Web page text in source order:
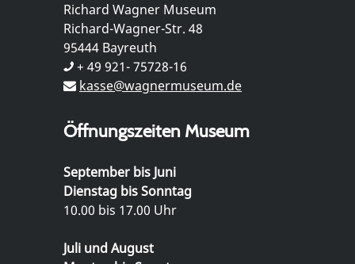
Richard Wagner Museum
Richard-Wagner-Str. 48
95444 Bayreuth
+ 49 921- 75728-16
kasse@wagnermuseum.de
Öffnungszeiten Museum
September bis Juni
Dienstag bis Sonntag
10.00 bis 17.00 Uhr
Juli und August